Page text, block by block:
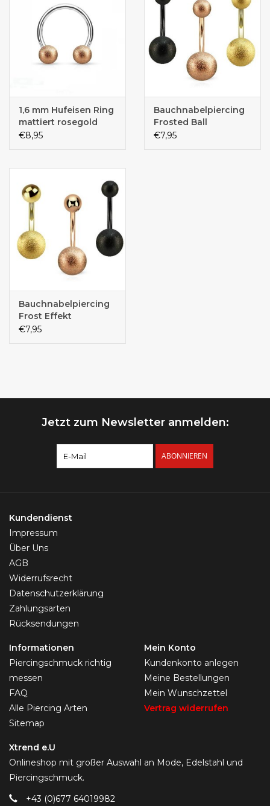
1,6 mm Hufeisen Ring
mattiert rosegold
€8,95
Bauchnabelpiercing
Frosted Ball
€7,95
Bauchnabelpiercing
Frost Effekt
€7,95
Jetzt zum Newsletter anmelden:
ABONNIEREN
Kundendienst
Impressum
Über Uns
AGB
Widerrufsrecht
Datenschutzerklärung
Zahlungsarten
Rücksendungen
Informationen
Piercingschmuck richtig
messen
FAQ
Alle Piercing Arten
Sitemap
Mein Konto
Kundenkonto anlegen
Meine Bestellungen
Mein Wunschzettel
Vertrag widerrufen
Xtrend e.U
Onlineshop mit großer Auswahl an Mode, Edelstahl und
Piercingschmuck.
+43 (0)677 64019982